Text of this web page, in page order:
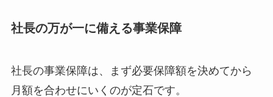
社長の万が一に備える事業保障
社長の事業保障は、まず必要保障額を決めてから
月額を合わせにいくのが定石です。